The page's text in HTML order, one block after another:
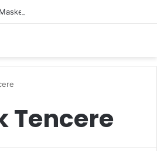
Nasıl Yapılır?
Tencere